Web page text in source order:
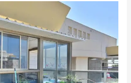
נווה
זאב
1